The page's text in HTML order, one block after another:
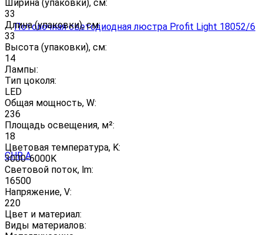
Ширина (упаковки), см:
33
Длина (упаковки), см:
33
Высота (упаковки), см:
14
Лампы:
Тип цоколя:
LED
Общая мощность, W:
236
Площадь освещения, м²:
18
Цветовая температура, K:
3000-6000K
Световой поток, lm:
16500
Напряжение, V:
220
Цвет и материал:
Виды материалов: